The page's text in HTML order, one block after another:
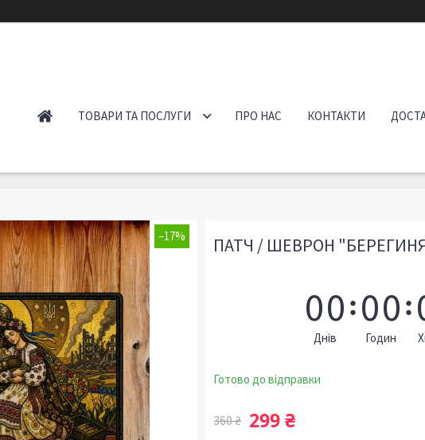
ТОВАРИ ТА ПОСЛУГИ ПРО НАС КОНТАКТИ
–17% ПАТЧ / ШЕВРОН
00
Днів
00
Годин
Готово до відправки
360 ₴ 299 ₴